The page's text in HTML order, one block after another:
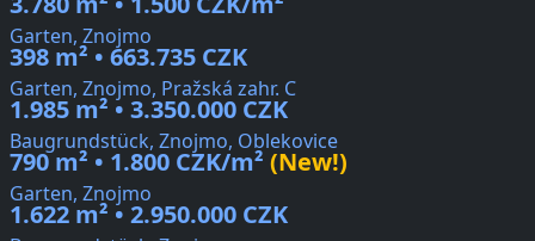
Garten, Znojmo
398 m² • 663.735 CZK
Garten, Znojmo, Pražská zahr. C
1.985 m² • 3.350.000 CZK
Baugrundstück, Znojmo, Oblekovice
790 m² • 1.800 CZK/m² (New!)
Garten, Znojmo
1.622 m² • 2.950.000 CZK